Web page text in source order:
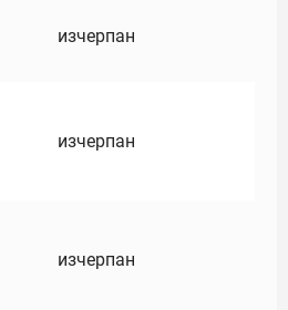
изчерпан
изчерпан
изчерпан